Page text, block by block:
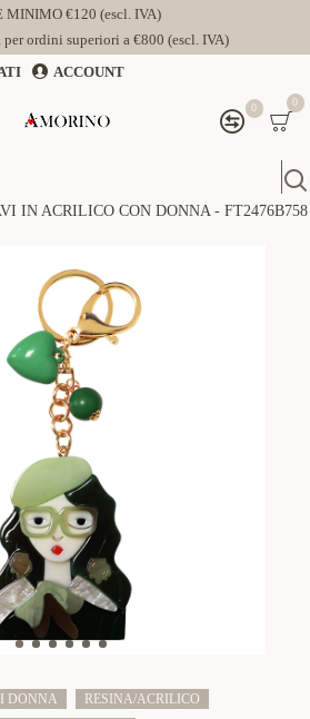
MINIMO €120 (escl. IVA)
ordini superiori a €800 (escl. IVA)
ACCOUNT
0 0
IN ACRILICO CON DONNA - FT2476B758
DONNA
RESINA/ACRILICO